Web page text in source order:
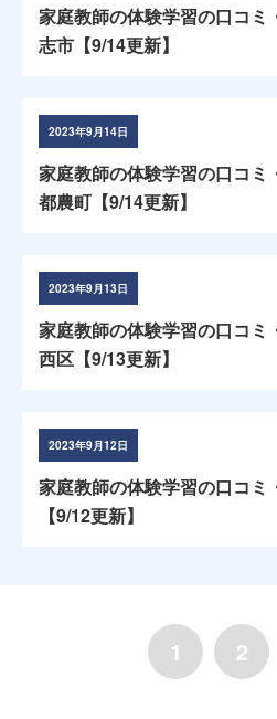
家庭教師の体験学習の口コミ
志市【9/14更新】
2023年9月14日
家庭教師の体験学習の口コミ
都農町【9/14更新】
2023年9月13日
家庭教師の体験学習の口コミ
西区【9/13更新】
2023年9月12日
家庭教師の体験学習の口コミ
【9/12更新】
1 2